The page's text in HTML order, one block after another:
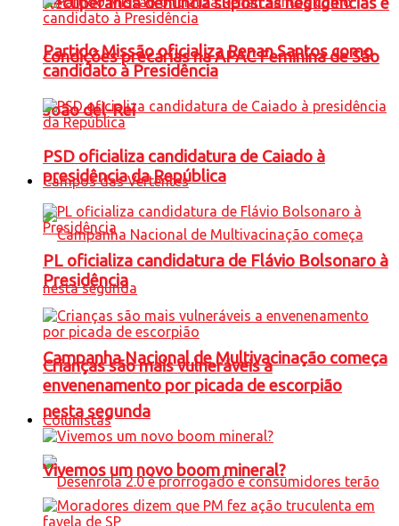
condições precárias na APAC Feminina de São
João del-Rei
Campos das Vertentes
Campanha Nacional de Multivacinação começa
nesta segunda
Partido Missão oficializa Renan Santos como
candidato à Presidência
PSD oficializa candidatura de Caiado à
presidência da República
PL oficializa candidatura de Flávio Bolsonaro à
Presidência
Crianças são mais vulneráveis a
envenenamento por picada de escorpião
Colunistas
Vivemos um novo boom mineral?